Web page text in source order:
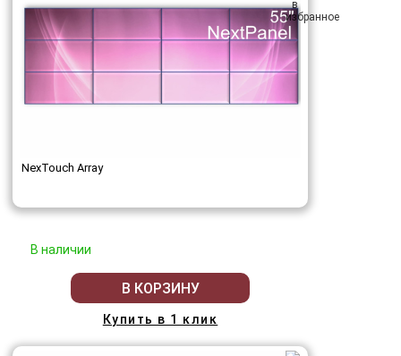
NexTouch Array
В наличии
В КОРЗИНУ
Купить в 1 клик